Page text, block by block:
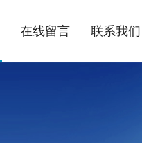
在线留言 联系我们